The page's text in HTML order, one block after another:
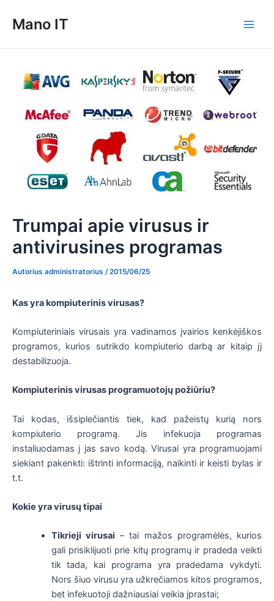
prieMano IT
Trumpai apie virusus ir
antivirusines programas
Autorius administratorius /2015/06/25
Kas yra kompiuterinis virusas?
Kompiuteriniais virusais yra vadinamos įvairios kenkėjiškos
programos, kurios sutrikdo kompiuterio darbą ar kitaip jį
destabilizuoja.
Kompiuterinis virusas programuotojų požiūriu?
Tai kodas, išsiplečiantis tiek, kad pažeistų kurią nors
kompiuterio programą. Jis infekuoja programas
instaliuodamas į jas savo kodą. Virusai yra programuojami
siekiant pakenkti: ištrinti informaciją, naikinti ir keisti bylas ir
t.t.
Kokie yra virusų tipai
Tikrieji virusai – tai mažos programėlės, kurios
gali prisiklijuoti prie kitų programų ir pradeda veikti
tik tada, kai programa yra pradedama vykdyti.
Nors šiuo virusu yra užkrečiamos kitos programos,
bet infekuotoji dažniausiai veikia įprastai;